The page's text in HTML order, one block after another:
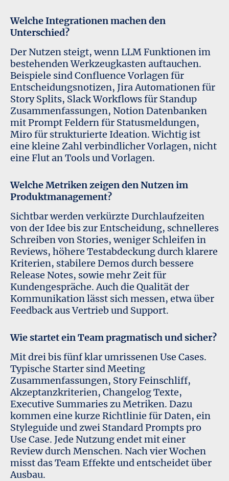
Welche Integrationen machen den
Unterschied?
Der Nutzen steigt, wenn LLM Funktionen im
bestehenden Werkzeugkasten auftauchen.
Beispiele sind Confluence Vorlagen für
Entscheidungsnotizen, Jira Automationen für
Story Splits, Slack Workflows für Standup
Zusammenfassungen, Notion Datenbanken
mit Prompt Feldern für Statusmeldungen,
Miro für strukturierte Ideation. Wichtig ist
eine kleine Zahl verbindlicher Vorlagen, nicht
eine Flut an Tools und Vorlagen.
Welche Metriken zeigen den Nutzen im
Produktmanagement?
Sichtbar werden verkürzte Durchlaufzeiten
von der Idee bis zur Entscheidung, schnelleres
Schreiben von Stories, weniger Schleifen in
Reviews, höhere Testabdeckung durch klarere
Kriterien, stabilere Demos durch bessere
Release Notes, sowie mehr Zeit für
Kundengespräche. Auch die Qualität der
Kommunikation lässt sich messen, etwa über
Feedback aus Vertrieb und Support.
Wie startet ein Team pragmatisch und sicher?
Mit drei bis fünf klar umrissenen Use Cases.
Typische Starter sind Meeting
Zusammenfassungen, Story Feinschliff,
Akzeptanzkriterien, Changelog Texte,
Executive Summaries zu Metriken. Dazu
kommen eine kurze Richtlinie für Daten, ein
Styleguide und zwei Standard Prompts pro
Use Case. Jede Nutzung endet mit einer
Review durch Menschen. Nach vier Wochen
misst das Team Effekte und entscheidet über
Ausbau.